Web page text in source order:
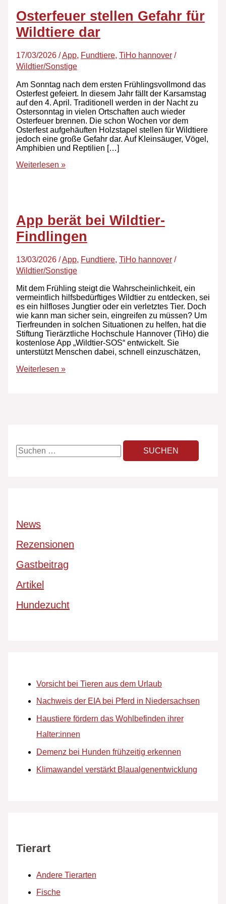
Osterfeuer stellen Gefahr für
Wildtiere dar
17/03/2026 /App, Fundtiere, TiHo hannover/
Wildtier/Sonstige
Am Sonntag nach dem ersten Frühlingsvollmond das
Osterfest gefeiert. In diesem Jahr fällt der Karsamstag
auf den 4. April. Traditionell werden in der Nacht zu
Ostersonntag in vielen Ortschaften auch wieder
Osterfeuer brennen. Die schon Wochen vor dem
Osterfest aufgehäuften Holzstapel stellen für Wildtiere
jedoch eine große Gefahr dar. Auf Kleinsäuger, Vögel,
Amphibien und Reptilien […]
Weiterlesen »
App berät bei Wildtier-
Findlingen
13/03/2026 /App, Fundtiere, TiHo hannover/
Wildtier/Sonstige
Mit dem Frühling steigt die Wahrscheinlichkeit, ein
vermeintlich hilfsbedürftiges Wildtier zu entdecken, sei
es ein hilfloses Jungtier oder ein verletztes Tier. Doch
wie kann man sicher sein, eingreifen zu müssen? Um
Tierfreunden in solchen Situationen zu helfen, hat die
Stiftung Tierärztliche Hochschule Hannover (TiHo) die
kostenlose App „Wildtier-SOS“ entwickelt. Sie
unterstützt Menschen dabei, schnell einzuschätzen,
Weiterlesen »
News
Rezensionen
Gastbeitrag
Artikel
Hundezucht
Vorsicht bei Tieren aus dem Urlaub
Nachweis der EIA bei Pferd in Niedersachsen
Haustiere fördern das Wohlbefinden ihrer
Halter:innen
Demenz bei Hunden frühzeitig erkennen
Klimawandel verstärkt Blaualgenentwicklung
Tierart
Andere Tierarten
Fische